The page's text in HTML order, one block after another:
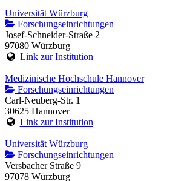
Universität Würzburg
Forschungseinrichtungen
Josef-Schneider-Straße 2
97080 Würzburg
Link zur Institution
Medizinische Hochschule Hannover
Forschungseinrichtungen
Carl-Neuberg-Str. 1
30625 Hannover
Link zur Institution
Universität Würzburg
Forschungseinrichtungen
Versbacher Straße 9
97078 Würzburg